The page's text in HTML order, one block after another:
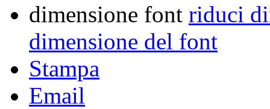
dimensione font riduci
dimensione del font
Stampa
Email